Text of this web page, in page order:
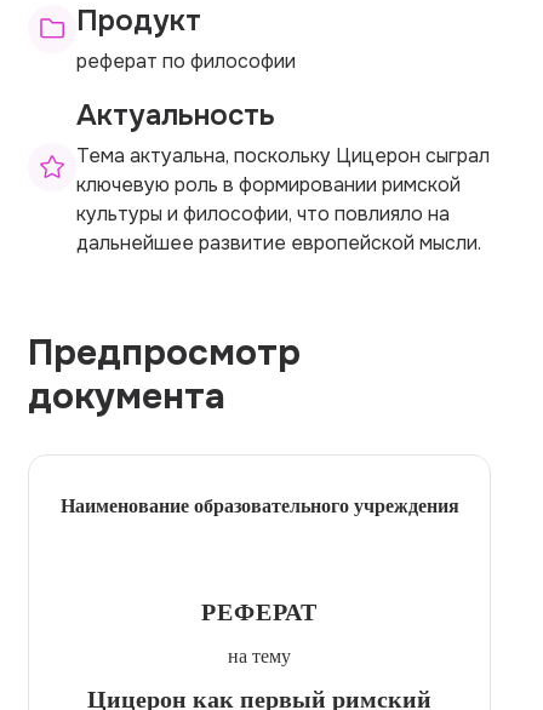
Продукт
реферат по философии
Актуальность
Тема актуальна, поскольку Цицерон сыграл
ключевую роль в формировании римской
культуры и философии, что повлияло на
дальнейшее развитие европейской мысли.
Предпросмотр
документа
Наименование образовательного учреждения
РЕФЕРАТ
на тему
Цицерон как первый римский